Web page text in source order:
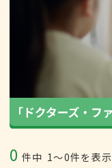
0 件中 1〜0件を表示